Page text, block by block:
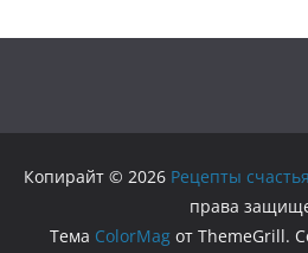
Копирайт © 2026 Рецепты
права
Тема ColorMagот ThemeGrill.